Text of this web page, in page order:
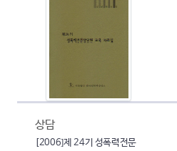
상담
[2006]제 24기 성폭력전문